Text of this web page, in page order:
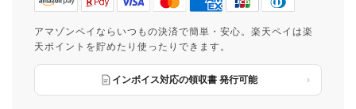
アマゾンペイならいつもの決済で簡単・安心。楽天ペイは楽
天ポイントを貯めたり使ったりできます。
インボイス対応の領収書 発行可能